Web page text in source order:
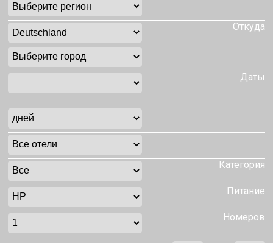
Откуда
Даты
Категория
Питание
Номеров